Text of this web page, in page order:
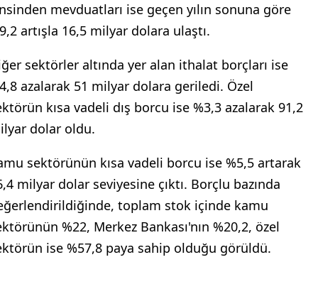
mevduatları ise geçen yılın sonuna göre
artışla 16,5 milyar dolara ulaştı.
sektörler altında yer alan ithalat borçları ise
azalarak 51 milyar dolara geriledi. Özel
kısa vadeli dış borcu ise %3,3 azalarak 91,2
dolar oldu.
sektörünün kısa vadeli borcu ise %5,5 artarak
milyar dolar seviyesine çıktı. Borçlu bazında
toplam stok içinde kamu
%22, Merkez Bankası'nın %20,2, özel
ise %57,8 paya sahip olduğu görüldü.